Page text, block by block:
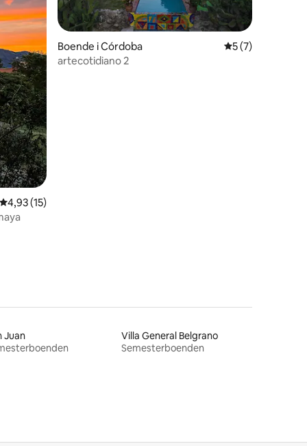
4,93 av 5 i genomsnittligt betyg, 15 omdömen
4,93 (15)
Boende i Córdoba 5 av 5 i
5 (7)
artecotidiano 2
Juan
Villa General Belgrano
Semesterboenden